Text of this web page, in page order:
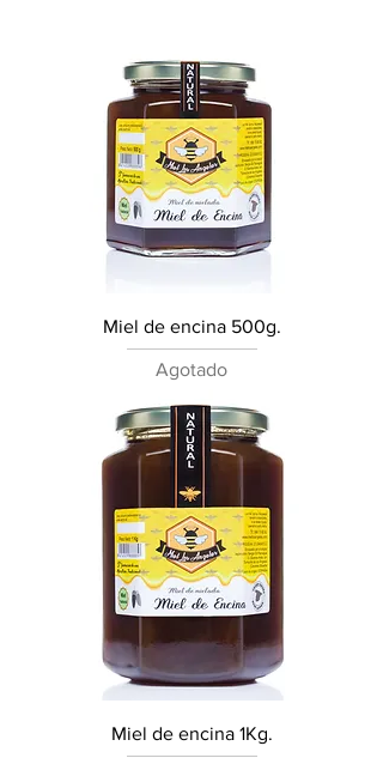
Miel de encina 500g.
Agotado
Miel de encina 1Kg.